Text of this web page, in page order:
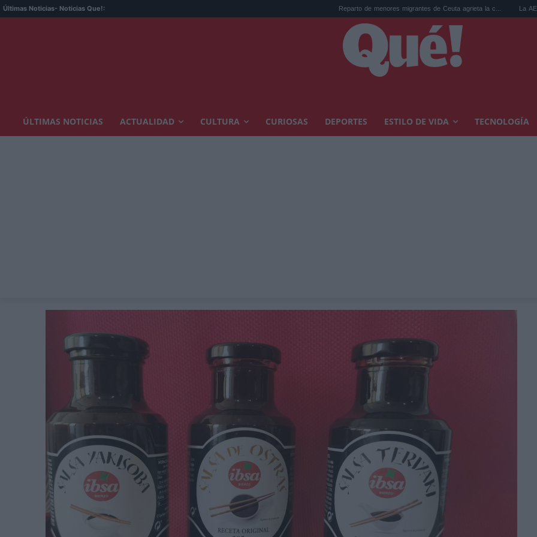
Últimas Noticias- Noticias Que!: Reparto de menores migrantes de Ceuta agrieta la c... La AEMET
ÚLTIMAS NOTICIAS ACTUALIDAD CULTURA CURIOSAS DEPORTES ESTILO DE VIDA TECNOLOGÍA